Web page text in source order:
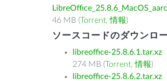
46 MB (Torrent,情報)
ソースコードのダウンロ
libreoffice-25.8.6.1.tar.xz
274 MB (Torrent,情報)
libreoffice-25.8.6.2.tar.xz